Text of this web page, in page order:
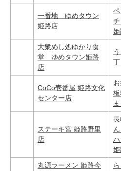
一番地 ゆめタウン
姫路店
大衆めし処ゆかり食
堂 ゆめタウン姫路
店
CoCo壱番屋 姫路文化
センター店
ま
ステーキ宮 姫路野里
店
丸源ラーメン 姫路今